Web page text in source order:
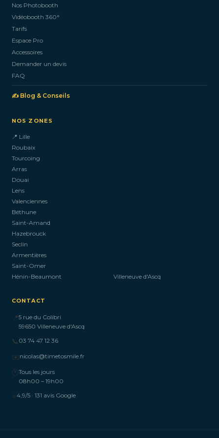
Nos Photobooth
Vidéobooth 360°
Tarifs
Espace Pro
Accessoires
Demander un devis
FAQ
✍️ Blog & Conseils
NOS ZONES
📍 Lille
Roubaix
Tourcoing
Arras
Douai
Lens
Valenciennes
Béthune
Saint-Amand
Hazebrouck
Seclin
Armentières
Saint-Omer
Hénin-Beaumont
Villeneuve d'Ascq
CONTACT
📍5 rue du Colibri
59650 Villeneuve d'Ascq
📞 03 74 47 12 36
✉️nicolas@timetosmile.fr
🕐Tous les jours
08h00 – 19h00
⭐4,9/5 · 131 avis Google